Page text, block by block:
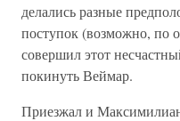
делались разные
поступок (возможно, по
совершил этот
покинуть Веймар.
Приезжал и